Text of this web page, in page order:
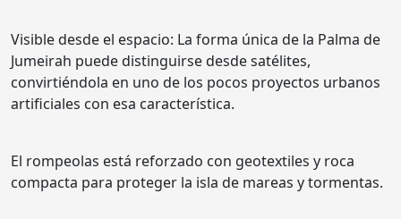
Visible desde el espacio: La forma única de la Palma de
Jumeirah puede distinguirse desde satélites,
convirtiéndola en uno de los pocos proyectos urbanos
artificiales con esa característica.
El rompeolas está reforzado con geotextiles y roca
compacta para proteger la isla de mareas y tormentas.